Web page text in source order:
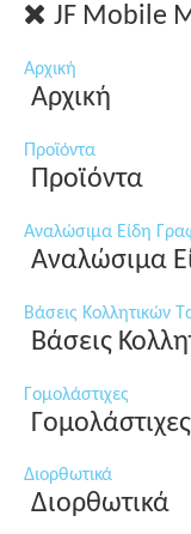
JF Mobile
Αρχική
Αρχική
Προϊόντα
Προϊόντα
Αναλώσιμα Είδη
Αναλώσιμα
Βάσεις Κολλητικών
Βάσεις
Γομολάστιχες
Γομολάστιχες
Διορθωτικά
Διορθωτικά